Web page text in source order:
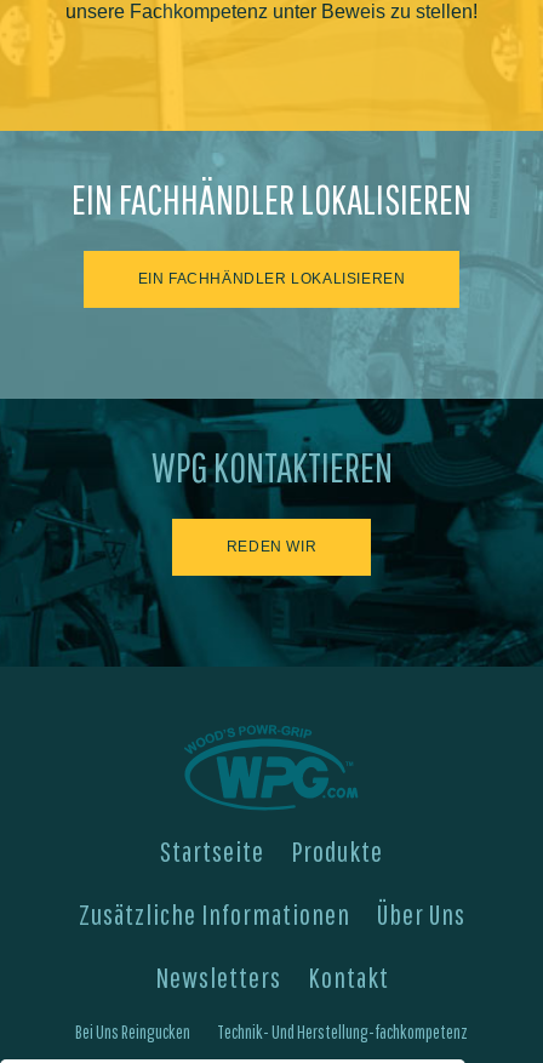
unsere Fachkompetenz unter Beweis zu stellen!
EIN FACHHÄNDLER LOKALISIEREN
EIN FACHHÄNDLER LOKALISIEREN
WPG KONTAKTIEREN
REDEN WIR
Startseite
Produkte
Zusätzliche Informationen
Über Uns
Newsletters
Kontakt
Bei Uns Reingucken Technik- Und Herstellung-fachkompetenz